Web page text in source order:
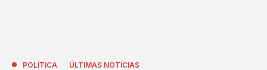
POLÍTICA ÚLTIMAS NOTÍCIAS